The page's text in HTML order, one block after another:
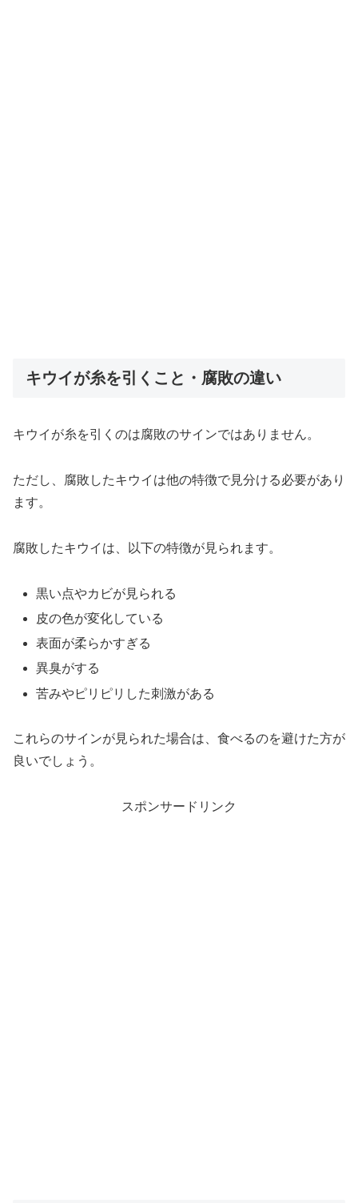
キウイが糸を引くこと・腐敗の違い
キウイが糸を引くのは腐敗のサインではありません。
ただし、腐敗したキウイは他の特徴で見分ける必要があり
ます。
腐敗したキウイは、以下の特徴が見られます。
黒い点やカビが見られる
皮の色が変化している
表面が柔らかすぎる
異臭がする
苦みやピリピリした刺激がある
これらのサインが見られた場合は、食べるのを避けた方が
良いでしょう。
スポンサードリンク